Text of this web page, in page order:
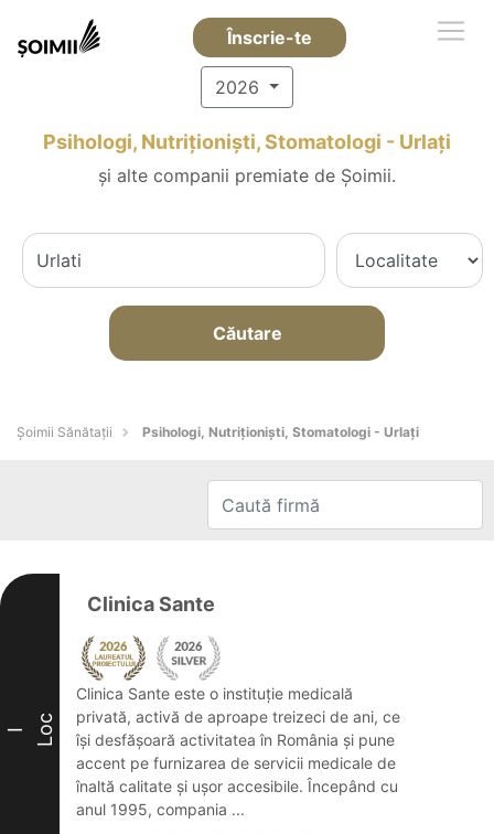
Înscrie-te
2026
Psihologi, Nutriționiști, Stomatologi - Urlaţi
și alte companii premiate de Șoimii.
Căutare
Şoimii Sănătații Psihologi, Nutriționiști, Stomatologi - Urlaţi
I Loc
Clinica Sante
Clinica Sante este o instituție medicală
privată, activă de aproape treizeci de ani, ce
își desfășoară activitatea în România și pune
accent pe furnizarea de servicii medicale de
înaltă calitate și ușor accesibile. Începând cu
anul 1995, compania ...